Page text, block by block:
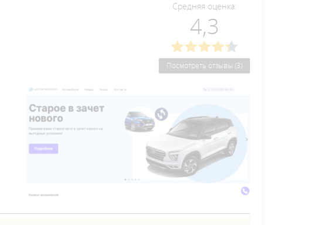
Средняя оценка:
4,3
Посмотреть отзывы (3)